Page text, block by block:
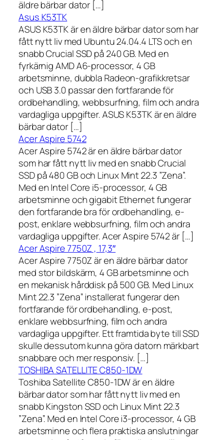
äldre bärbar dator […]
Asus K53TK
ASUS K53TK är en äldre bärbar dator som har
fått nytt liv med Ubuntu 24.04.4 LTS och en
snabb Crucial SSD på 240 GB. Med en
fyrkärnig AMD A6-processor, 4 GB
arbetsminne, dubbla Radeon-grafikkretsar
och USB 3.0 passar den fortfarande för
ordbehandling, webbsurfning, film och andra
vardagliga uppgifter. ASUS K53TK är en äldre
bärbar dator […]
Acer Aspire 5742
Acer Aspire 5742 är en äldre bärbar dator
som har fått nytt liv med en snabb Crucial
SSD på 480 GB och Linux Mint 22.3 ”Zena”.
Med en Intel Core i5-processor, 4 GB
arbetsminne och gigabit Ethernet fungerar
den fortfarande bra för ordbehandling, e-
post, enklare webbsurfning, film och andra
vardagliga uppgifter. Acer Aspire 5742 är […]
Acer Aspire 7750Z , 17,3″
Acer Aspire 7750Z är en äldre bärbar dator
med stor bildskärm, 4 GB arbetsminne och
en mekanisk hårddisk på 500 GB. Med Linux
Mint 22.3 ”Zena” installerat fungerar den
fortfarande för ordbehandling, e-post,
enklare webbsurfning, film och andra
vardagliga uppgifter. Ett framtida byte till SSD
skulle dessutom kunna göra datorn märkbart
snabbare och mer responsiv. […]
TOSHIBA SATELLITE C850-1DW
Toshiba Satellite C850-1DW är en äldre
bärbar dator som har fått nytt liv med en
snabb Kingston SSD och Linux Mint 22.3
”Zena”. Med en Intel Core i3-processor, 4 GB
arbetsminne och flera praktiska anslutningar